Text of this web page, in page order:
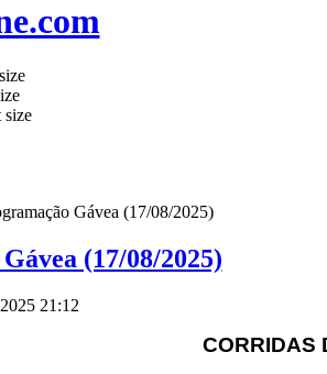
Gávea (17/08/2025)
(17/08/2025)
21:12
CORRIDAS